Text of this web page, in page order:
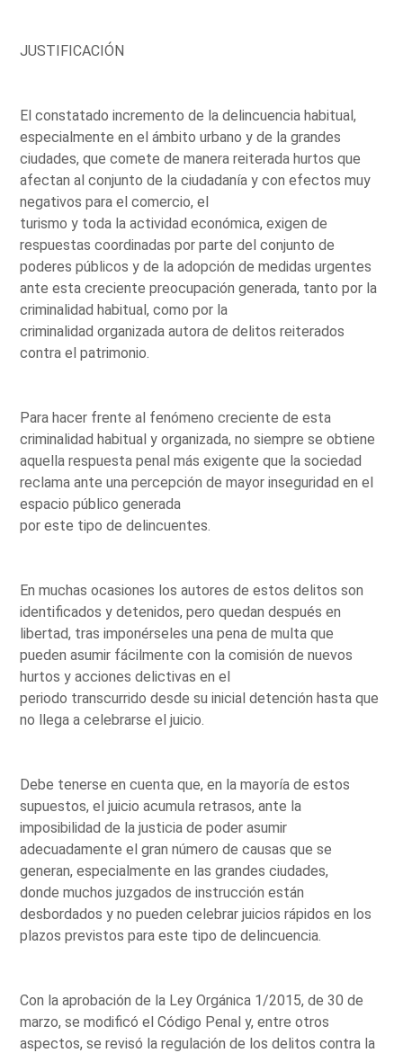
JUSTIFICACIÓN
El constatado incremento de la delincuencia habitual,
especialmente en el ámbito urbano y de la grandes
ciudades, que comete de manera reiterada hurtos que
afectan al conjunto de la ciudadanía y con efectos muy
negativos para el comercio, el
turismo y toda la actividad económica, exigen de
respuestas coordinadas por parte del conjunto de
poderes públicos y de la adopción de medidas urgentes
ante esta creciente preocupación generada, tanto por la
criminalidad habitual, como por la
criminalidad organizada autora de delitos reiterados
contra el patrimonio.
Para hacer frente al fenómeno creciente de esta
criminalidad habitual y organizada, no siempre se obtiene
aquella respuesta penal más exigente que la sociedad
reclama ante una percepción de mayor inseguridad en el
espacio público generada
por este tipo de delincuentes.
En muchas ocasiones los autores de estos delitos son
identificados y detenidos, pero quedan después en
libertad, tras imponérseles una pena de multa que
pueden asumir fácilmente con la comisión de nuevos
hurtos y acciones delictivas en el
periodo transcurrido desde su inicial detención hasta que
no llega a celebrarse el juicio.
Debe tenerse en cuenta que, en la mayoría de estos
supuestos, el juicio acumula retrasos, ante la
imposibilidad de la justicia de poder asumir
adecuadamente el gran número de causas que se
generan, especialmente en las grandes ciudades,
donde muchos juzgados de instrucción están
desbordados y no pueden celebrar juicios rápidos en los
plazos previstos para este tipo de delincuencia.
Con la aprobación de la Ley Orgánica 1/2015, de 30 de
marzo, se modificó el Código Penal y, entre otros
aspectos, se revisó la regulación de los delitos contra la